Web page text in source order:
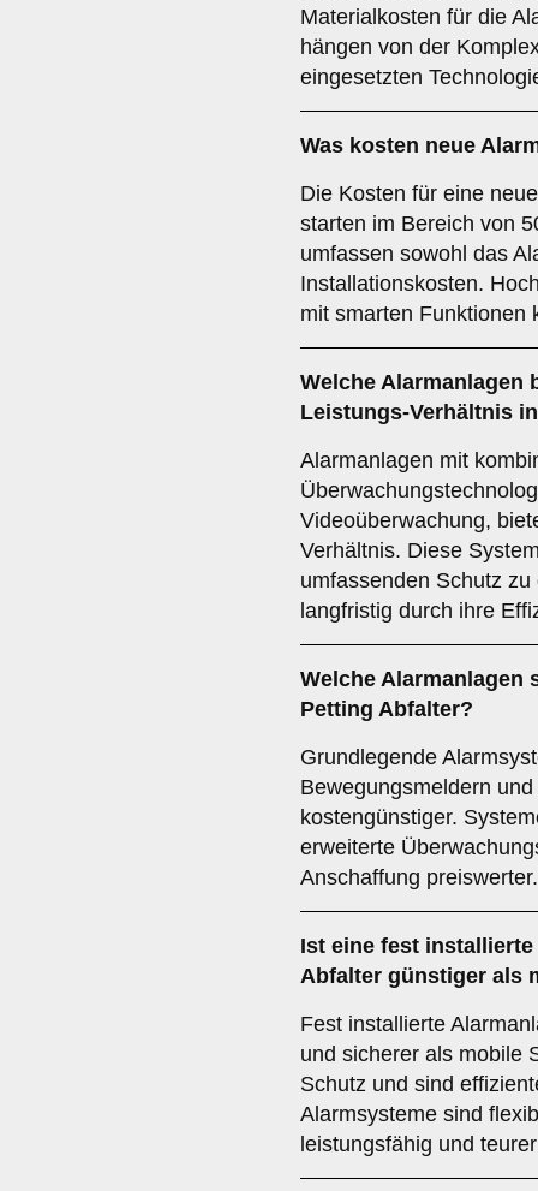
Materialkosten für die
hängen von der
eingesetzten
Was kosten neue
Die Kosten für eine
starten im Bereich von
umfassen sowohl das
Installationskosten.
mit smarten Funktionen
Welche Alarmanlagen
Leistungs-Verhältnis
Alarmanlagen mit
Videoüberwachung,
Verhältnis. Diese
umfassenden Schutz
langfristig durch ihre
Welche Alarmanlagen
Petting Abfalter?
Grundlegende
Bewegungsmeldern
kostengünstiger.
erweiterte
Anschaffung preiswerter.
Ist eine fest
Abfalter günstiger als
Fest installierte
und sicherer als mobile
Schutz und sind
Alarmsysteme sind
leistungsfähig und